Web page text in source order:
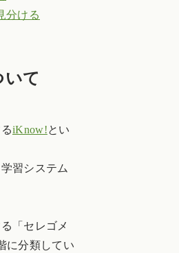
分ける
いて
iKnow!とい
習システム
「セレゴメ
に分類してい